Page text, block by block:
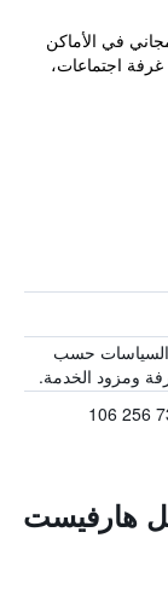
في الأماكن
اجتماعات،
حسب
ومزود الخدمة.
هارفيست